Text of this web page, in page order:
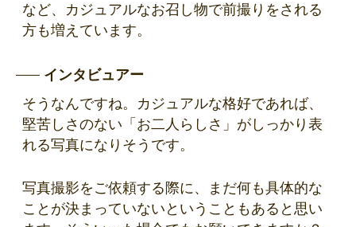
など、カジュアルなお召し物で前撮りをされる
方も増えています。
インタビュアー
そうなんですね。カジュアルな格好であれば、
堅苦しさのない「お二人らしさ」がしっかり表
れる写真になりそうです。
写真撮影をご依頼する際に、まだ何も具体的な
ことが決まっていないということもあると思い